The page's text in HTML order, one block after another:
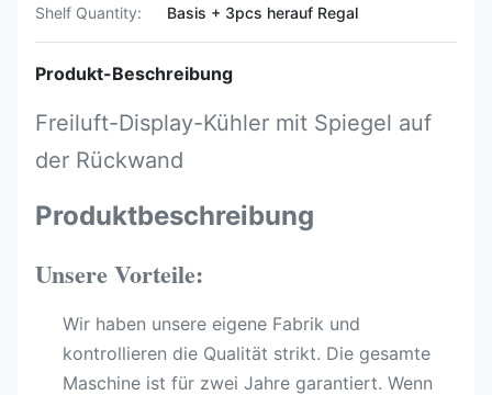
Shelf Quantity:
Basis + 3pcs herauf Regal
Produkt-Beschreibung
Freiluft-Display-Kühler mit Spiegel auf
der Rückwand
Produktbeschreibung
Unsere Vorteile:
Wir haben unsere eigene Fabrik und
kontrollieren die Qualität strikt. Die gesamte
Maschine ist für zwei Jahre garantiert. Wenn